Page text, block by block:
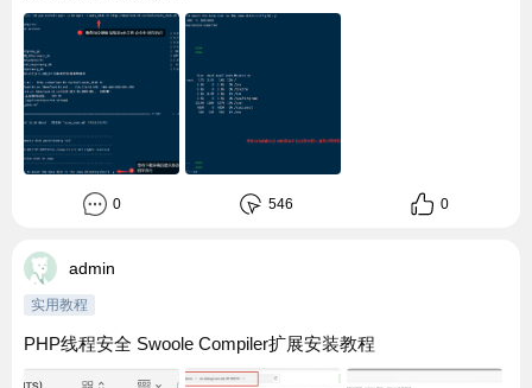
0 546 0
admin
实用教程
PHP线程安全 Swoole Compiler扩展安装教程